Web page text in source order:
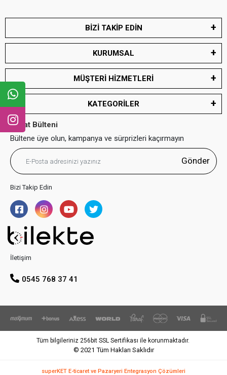
BİZİ TAKİP EDİN
KURUMSAL
MÜŞTERİ HİZMETLERİ
KATEGORİLER
Fırsat Bülteni
Bültene üye olun, kampanya ve sürprizleri kaçırmayın
Gönder
Bizi Takip Edin
İletişim
0545 768 37 41
Tüm bilgileriniz 256bit SSL Sertifikası ile korunmaktadır.
© 2021 Tüm Hakları Saklıdır
superKET E-ticaret ve Pazaryeri Entegrasyon Çözümleri